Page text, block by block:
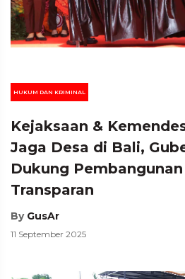
HUKUM DAN KRIMINAL
Kejaksaan &
Jaga Desa di Bali,
Dukung
Transparan
By GusAr
11 September 2025